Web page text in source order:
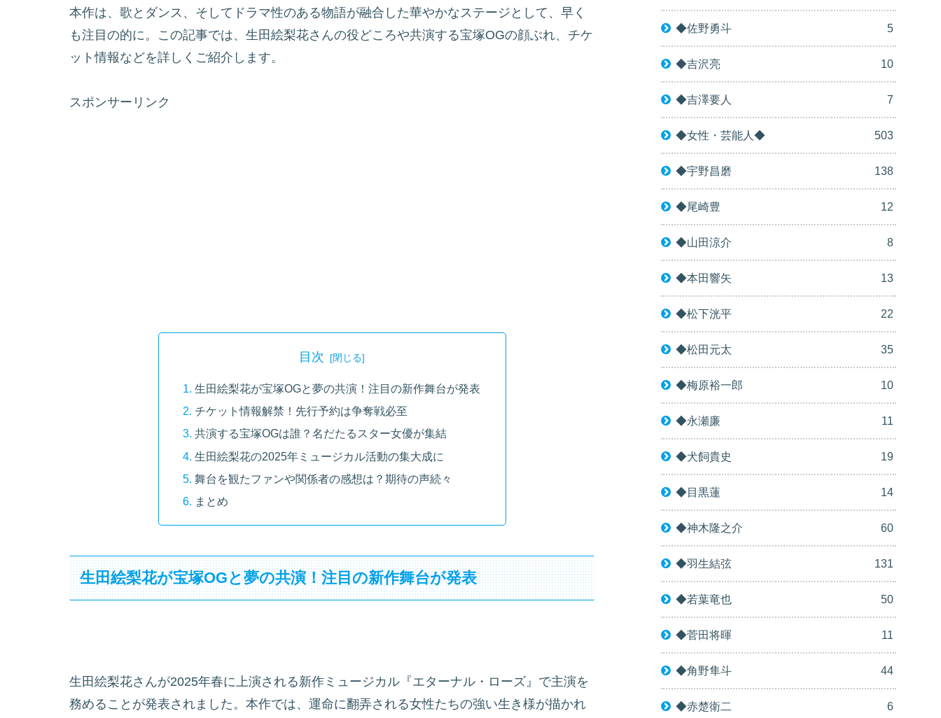
本作は、歌とダンス、そしてドラマ性のある物語が融合した華やかなステージとして、早く
も注目の的に。この記事では、生田絵梨花さんの役どころや共演する宝塚OGの顔ぶれ、チケ
ット情報などを詳しくご紹介します。
スポンサーリンク
目次
生田絵梨花が宝塚OGと夢の共演！注目の新作舞台が発表
チケット情報解禁！先行予約は争奪戦必至
共演する宝塚OGは誰？名だたるスター女優が集結
生田絵梨花の2025年ミュージカル活動の集大成に
舞台を観たファンや関係者の感想は？期待の声続々
まとめ
生田絵梨花が宝塚OGと夢の共演！注目の新作舞台が発表
生田絵梨花さんが2025年春に上演される新作ミュージカル『エターナル・ローズ』で主演を
務めることが発表されました。本作では、運命に翻弄される女性たちの強い生き様が描かれ
◆佐野勇斗 5
◆吉沢亮 10
◆吉澤要人 7
◆女性・芸能人◆ 503
◆宇野昌磨 138
◆尾崎豊 12
◆山田涼介 8
◆本田響矢 13
◆松下洸平 22
◆松田元太 35
◆梅原裕一郎 10
◆永瀬廉 11
◆犬飼貴史 19
◆目黒蓮 14
◆神木隆之介 60
◆羽生結弦 131
◆若葉竜也 50
◆菅田将暉 11
◆角野隼斗 44
◆赤楚衛二 6